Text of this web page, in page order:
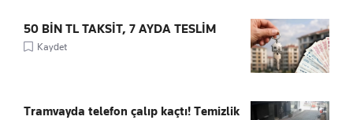
50 BİN TL TAKSİT, 7 AYDA TESLİM
Kaydet
Tramvayda telefon çalıp kaçtı! Temizlik